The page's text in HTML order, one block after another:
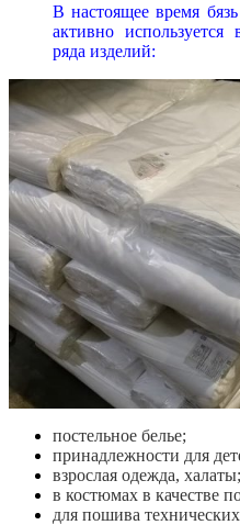
В настоящее время
активно используется
ряда изделий:
постельное белье;
принадлежности для
взрослая одежда, халаты;
в костюмах в качестве
для пошива